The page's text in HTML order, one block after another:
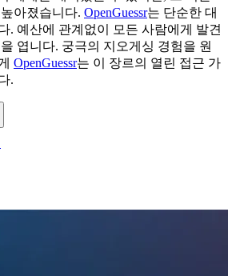
아졌습니다. OpenGuessr는 단순한 대
. 예산에 관계없이 모든 사람에게 발견
엽니다. 궁극의 지오게싱 경험을 원
OpenGuessr는 이 장르의 열린 접근 가
.